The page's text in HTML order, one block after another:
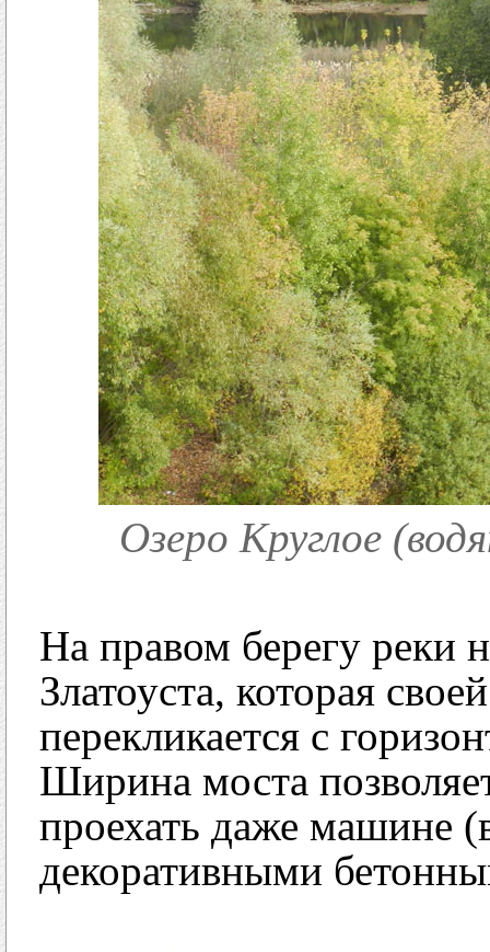
Озеро Круглое
На правом берегу реки
Златоуста, которая
перекликается с
Ширина моста
проехать даже машине
декоративными